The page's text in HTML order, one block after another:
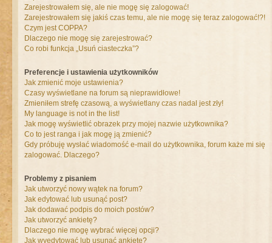
Zarejestrowałem się, ale nie mogę się zalogować!
Zarejestrowałem się jakiś czas temu, ale nie mogę się teraz zalogować!?!
Czym jest COPPA?
Dlaczego nie mogę się zarejestrować?
Co robi funkcja „Usuń ciasteczka”?
Preferencje i ustawienia użytkowników
Jak zmienić moje ustawienia?
Czasy wyświetlane na forum są nieprawidłowe!
Zmieniłem strefę czasową, a wyświetlany czas nadal jest zły!
My language is not in the list!
Jak mogę wyświetlić obrazek przy mojej nazwie użytkownika?
Co to jest ranga i jak mogę ją zmienić?
Gdy próbuję wysłać wiadomość e-mail do użytkownika, forum każe mi się
zalogować. Dlaczego?
Problemy z pisaniem
Jak utworzyć nowy wątek na forum?
Jak edytować lub usunąć post?
Jak dodawać podpis do moich postów?
Jak utworzyć ankietę?
Dlaczego nie mogę wybrać więcej opcji?
Jak wyedytować lub usunąć ankietę?